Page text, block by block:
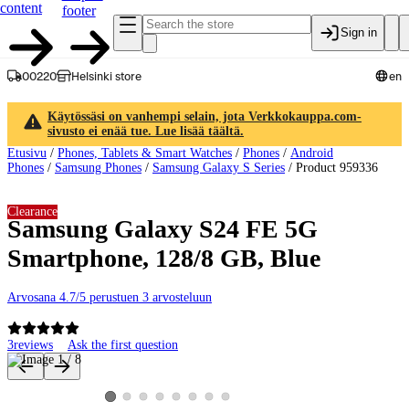
content
footer
Sign in
00220 Helsinki store en
Käytössäsi on vanhempi selain, jota Verkkokauppa.com-
sivusto ei enää tue. Lue lisää täältä.
Etusivu / Phones, Tablets & Smart Watches / Phones / Android
Phones / Samsung Phones / Samsung Galaxy S Series / Product 959336
Samsung Galaxy S24 FE 5G
Smartphone, 128/8 GB, Blue
Arvosana 4.7/5 perustuen 3 arvosteluun
3reviews Ask the first question
Clearance
Product images and videos
View product image 1
View product image 2
View product image 3
View product image 4
View product image 5
View product image 6
View product image 7
View product image 8